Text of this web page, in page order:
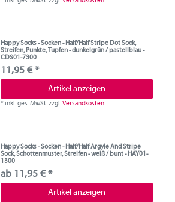
Happy Socks - Socken - Half/Half Stripe Dot Sock,
Streifen, Punkte, Tupfen - dunkelgrün / pastellblau -
CDS01-7300
11,95 € *
Artikel anzeigen
*inkl. ges. MwSt.zzgl.Versandkosten
Happy Socks - Socken - Half/Half Argyle And Stripe
Sock, Schottenmuster, Streifen - weiß / bunt - HAY01-
1300
ab 11,95 € *
Artikel anzeigen